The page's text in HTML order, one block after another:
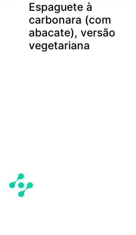
Espaguete à
carbonara (com
abacate), versão
vegetariana